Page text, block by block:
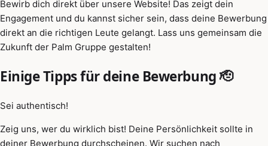
Bewirb dich direkt über unsere Website! Das zeigt dein
Engagement und du kannst sicher sein, dass deine Bewerbung
direkt an die richtigen Leute gelangt. Lass uns gemeinsam die
Zukunft der Palm Gruppe gestalten!
Einige Tipps für deine Bewerbung 🫡
Sei authentisch!
Zeig uns, wer du wirklich bist! Deine Persönlichkeit sollte in
deiner Bewerbung durchscheinen. Wir suchen nach